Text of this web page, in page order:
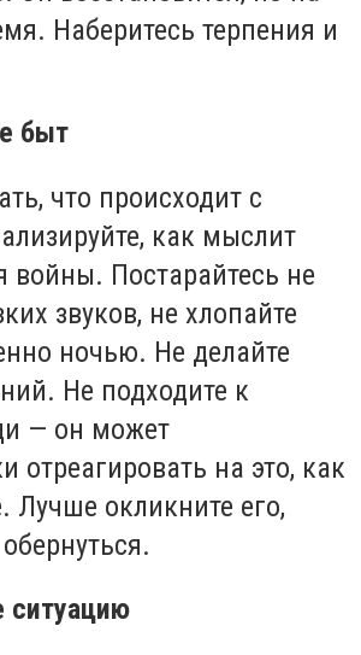
Наберитесь терпения и
быт
что происходит с
как мыслит
войны. Постарайтесь не
звуков, не хлопайте
ночью. Не делайте
Не подходите к
— он может
отреагировать на это, как
Лучше окликните его,
ситуацию